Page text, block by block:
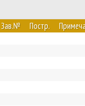
Зав.№ Постр.